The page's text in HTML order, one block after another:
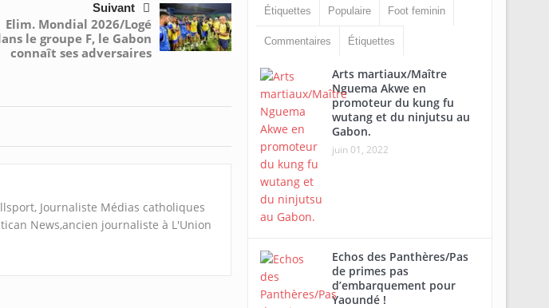
Suivant
Elim. Mondial 2026/Logé
le groupe F, le Gabon
connaît ses adversaires
Journaliste Médias catholiques
News,ancien journaliste à L'Union
Étiquettes Populaire Foot feminin
Commentaires Étiquettes
Arts martiaux/Maître
Nguema Akwe en
promoteur du kung fu
wutang et du ninjutsu au
Gabon.
juin 01, 2022
Echos des Panthères/Pas
de primes pas
d’embarquement pour
Yaoundé !